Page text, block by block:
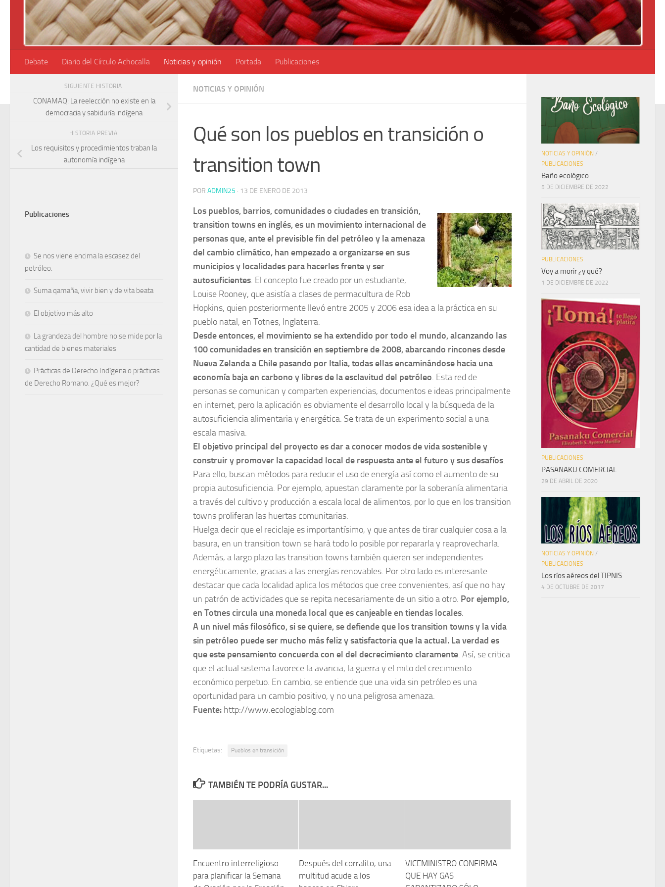
Debate Diario del Círculo Achocalla Noticias y opinión Portada Publicaciones
NOTICIAS Y OPINIÓN
Qué son los pueblos en transición o
transition town
POR ADMIN25 · 13 DE ENERO DE 2013
Los pueblos, barrios, comunidades o ciudades en transición,
transition towns en inglés, es un movimiento internacional de
personas que, ante el previsible fin del petróleo y la amenaza
del cambio climático, han empezado a organizarse en sus
municipios y localidades para hacerles frente y ser
autosuficientes. El concepto fue creado por un estudiante,
Louise Rooney, que asistía a clases de permacultura de Rob
Hopkins, quien posteriormente llevó entre 2005 y 2006 esa idea a la práctica en su
pueblo natal, en Totnes, Inglaterra.
Desde entonces, el movimiento se ha extendido por todo el mundo, alcanzando las
100 comunidades en transición en septiembre de 2008, abarcando rincones desde
Nueva Zelanda a Chile pasando por Italia, todas ellas encaminándose hacia una
economía baja en carbono y libres de la esclavitud del petróleo. Esta red de
personas se comunican y comparten experiencias, documentos e ideas principalmente
en internet, pero la aplicación es obviamente el desarrollo local y la búsqueda de la
autosuficiencia alimentaria y energética. Se trata de un experimento social a una
escala masiva.
El objetivo principal del proyecto es dar a conocer modos de vida sostenible y
construir y promover la capacidad local de respuesta ante el futuro y sus desafíos.
Para ello, buscan métodos para reducir el uso de energía así como el aumento de su
propia autosuficiencia. Por ejemplo, apuestan claramente por la soberanía alimentaria
a través del cultivo y producción a escala local de alimentos, por lo que en los transition
towns proliferan las huertas comunitarias.
Huelga decir que el reciclaje es importantísimo, y que antes de tirar cualquier cosa a la
basura, en un transition town se hará todo lo posible por repararla y reaprovecharla.
Además, a largo plazo las transition towns también quieren ser independientes
energéticamente, gracias a las energías renovables. Por otro lado es interesante
destacar que cada localidad aplica los métodos que cree convenientes, así que no hay
un patrón de actividades que se repita necesariamente de un sitio a otro. Por ejemplo,
en Totnes circula una moneda local que es canjeable en tiendas locales.
A un nivel más filosófico, si se quiere, se defiende que los transition towns y la vida
sin petróleo puede ser mucho más feliz y satisfactoria que la actual. La verdad es
que este pensamiento concuerda con el del decrecimiento claramente. Así, se critica
que el actual sistema favorece la avaricia, la guerra y el mito del crecimiento
económico perpetuo. En cambio, se entiende que una vida sin petróleo es una
oportunidad para un cambio positivo, y no una peligrosa amenaza.
Fuente: http://www.ecologiablog.com
Etiquetas: Pueblos en transición
TAMBIÉN TE PODRÍA GUSTAR...
Encuentro interreligioso
para planificar la Semana
Después del corralito, una
multitud acude a los
VICEMINISTRO CONFIRMA
QUE HAY GAS
SIGUIENTE HISTORIA
CONAMAQ: La reelección no existe en la
democracia y sabiduría indígena
HISTORIA PREVIA
Los requisitos y procedimientos traban la
autonomía indígena
Publicaciones
Se nos viene encima la escasez del
petróleo.
Suma qamaña, vivir bien y de vita beata
El objetivo más alto
La grandeza del hombre no se mide por la
cantidad de bienes materiales
Prácticas de Derecho Indígena o prácticas
de Derecho Romano. ¿Qué es mejor?
NOTICIAS Y OPINIÓN /
PUBLICACIONES
Baño ecológico
5 DE DICIEMBRE DE 2022
PUBLICACIONES
Voy a morir ¿y qué?
1 DE DICIEMBRE DE 2022
PUBLICACIONES
PASANAKU COMERCIAL
29 DE ABRIL DE 2020
NOTICIAS Y OPINIÓN /
PUBLICACIONES
Los ríos aéreos del TIPNIS
4 DE OCTUBRE DE 2017